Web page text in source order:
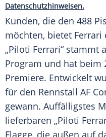
Datenschutzhinweisen.
Kunden, die den 488
möchten, bietet Ferrari
„Piloti Ferrari“ stammt
Program und hat beim
Premiere. Entwickelt
für den Rennstall AF
gewann. Auffälligstes
lieferbaren „Piloti